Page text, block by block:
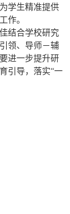
学生精准提供
作。
结合学校研究
领、导师－辅
进一步提升研
引导，落实“一